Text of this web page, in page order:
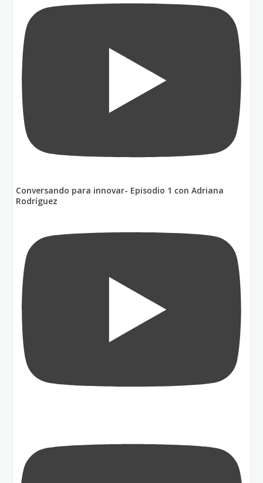
Conversando para innovar- Episodio 1 con Adriana
Rodríguez